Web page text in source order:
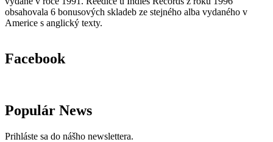
obsahovala 6 bonusových skladeb ze stejného alba vydaného v
Americe s anglický texty.
Facebook
Populár News
Prihláste sa do nášho newslettera.